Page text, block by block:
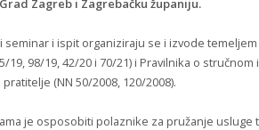
Zagreb i Zagrebačku županiju.
seminar i ispit organiziraju se i izvode
19, 98/19, 42/20 i 70/21) i Pravilnika o
(NN 50/2008, 120/2008).
je osposobiti polaznike za pružanje usluge